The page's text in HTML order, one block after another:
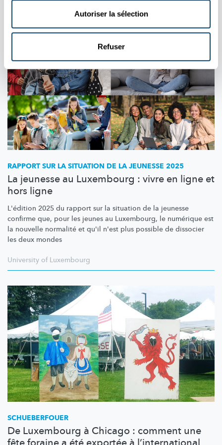
Autoriser la sélection
Refuser
Aussi dans cette rubrique
RAPPORT SUR LA SITUATION DE LA JEUNESSE 2025
La jeunesse au Luxembourg : vivre en ligne et
hors ligne
L'édition 2025 du rapport sur la situation de la jeunesse
confirme que, pour les jeunes au Luxembourg, le numérique est
la nouvelle normalité et qu'il n'est plus possible de dissocier
les deux mondes
University of Luxembourg
SCHUEBERFOUER
De Luxembourg à Chicago : comment une